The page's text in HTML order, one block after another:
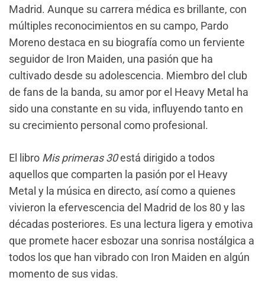
Madrid. Aunque su carrera médica es brillante, con
múltiples reconocimientos en su campo, Pardo
Moreno destaca en su biografía como un ferviente
seguidor de Iron Maiden, una pasión que ha
cultivado desde su adolescencia. Miembro del club
de fans de la banda, su amor por el Heavy Metal ha
sido una constante en su vida, influyendo tanto en
su crecimiento personal como profesional.
El libro Mis primeras 30está dirigido a todos
aquellos que comparten la pasión por el Heavy
Metal y la música en directo, así como a quienes
vivieron la efervescencia del Madrid de los 80 y las
décadas posteriores. Es una lectura ligera y emotiva
que promete hacer esbozar una sonrisa nostálgica a
todos los que han vibrado con Iron Maiden en algún
momento de sus vidas.